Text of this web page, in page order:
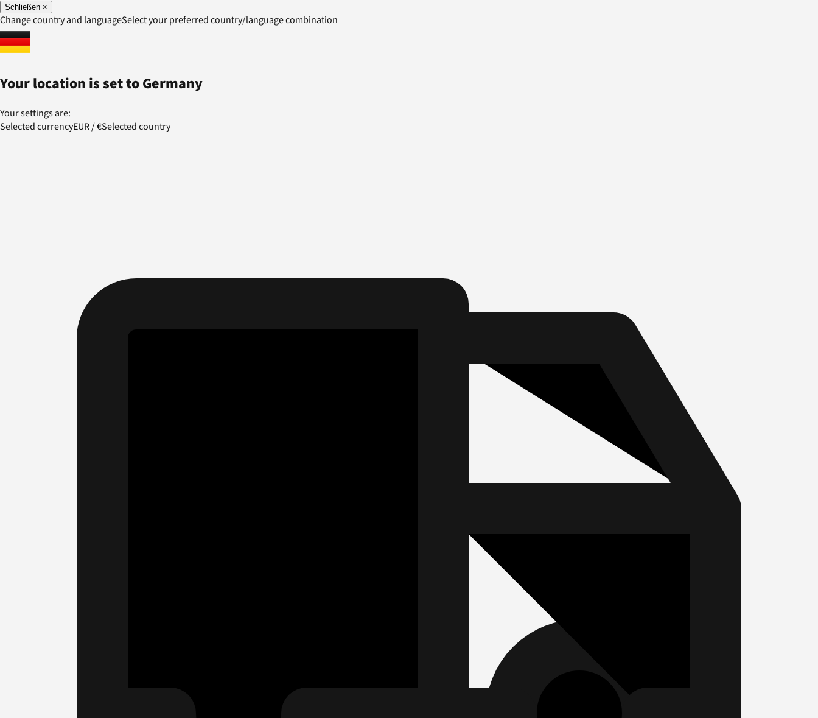
Schließen ×
Change country and languageSelect your preferred country/language combination
Your location is set toGermany
Your settings are:
Selected currencyEUR/€Selected country